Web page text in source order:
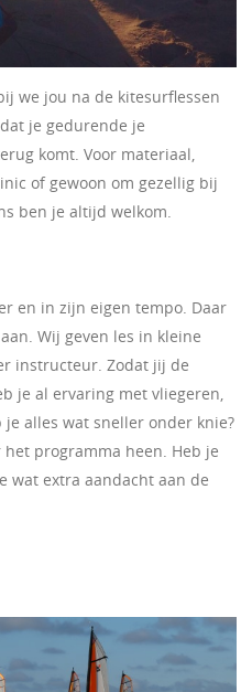
we jou na de kitesurflessen
je gedurende je
komt. Voor materiaal,
of gewoon om gezellig bij
ben je altijd welkom.
en in zijn eigen tempo. Daar
Wij geven les in kleine
instructeur. Zodat jij de
je al ervaring met vliegeren,
alles wat sneller onder knie?
programma heen. Heb je
wat extra aandacht aan de